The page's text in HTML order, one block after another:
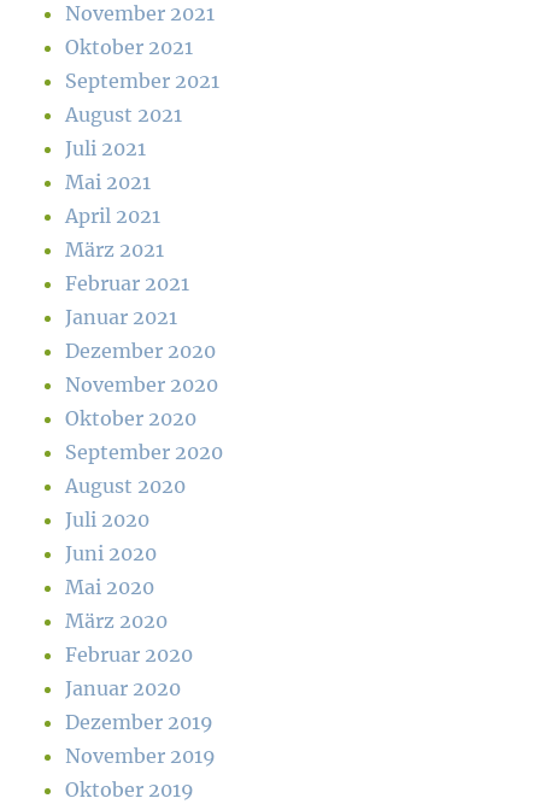
November 2021
Oktober 2021
September 2021
August 2021
Juli 2021
Mai 2021
April 2021
März 2021
Februar 2021
Januar 2021
Dezember 2020
November 2020
Oktober 2020
September 2020
August 2020
Juli 2020
Juni 2020
Mai 2020
März 2020
Februar 2020
Januar 2020
Dezember 2019
November 2019
Oktober 2019